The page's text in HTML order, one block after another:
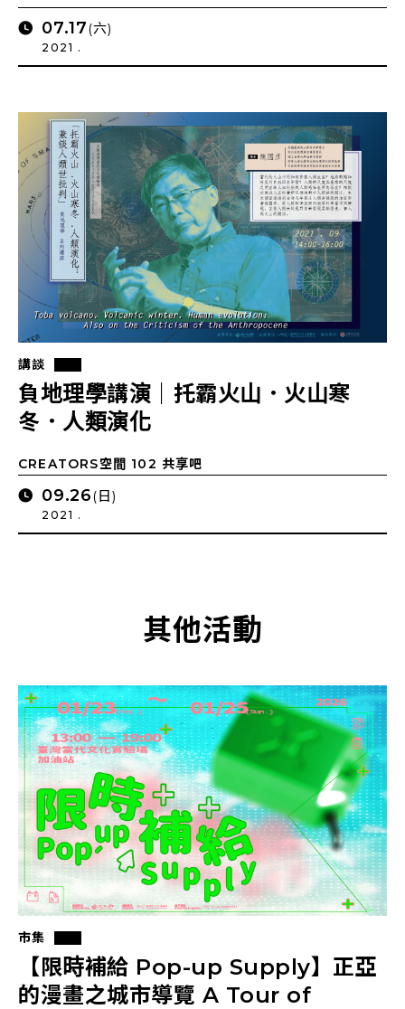
07.17(六)
2021 .
講談
負地理學講演｜托霸火山．火山寒
冬．人類演化
CREATORS空間 102 共享吧
09.26(日)
2021 .
其他活動
市集
【限時補給 Pop-up Supply】正亞
的漫畫之城市導覽 A Tour of